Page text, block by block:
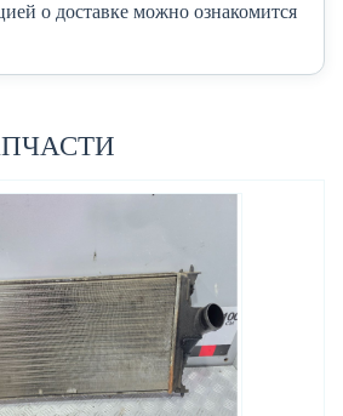
о доставке можно ознакомится